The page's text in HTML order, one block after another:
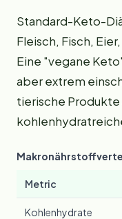
Standard-Keto-
Fleisch, Fisch,
Eine "vegane
aber extrem
tierische Produkte
Metric
Kohlenhydrate